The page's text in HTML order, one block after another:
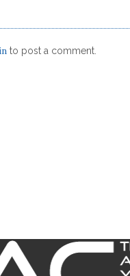
to post a comment.